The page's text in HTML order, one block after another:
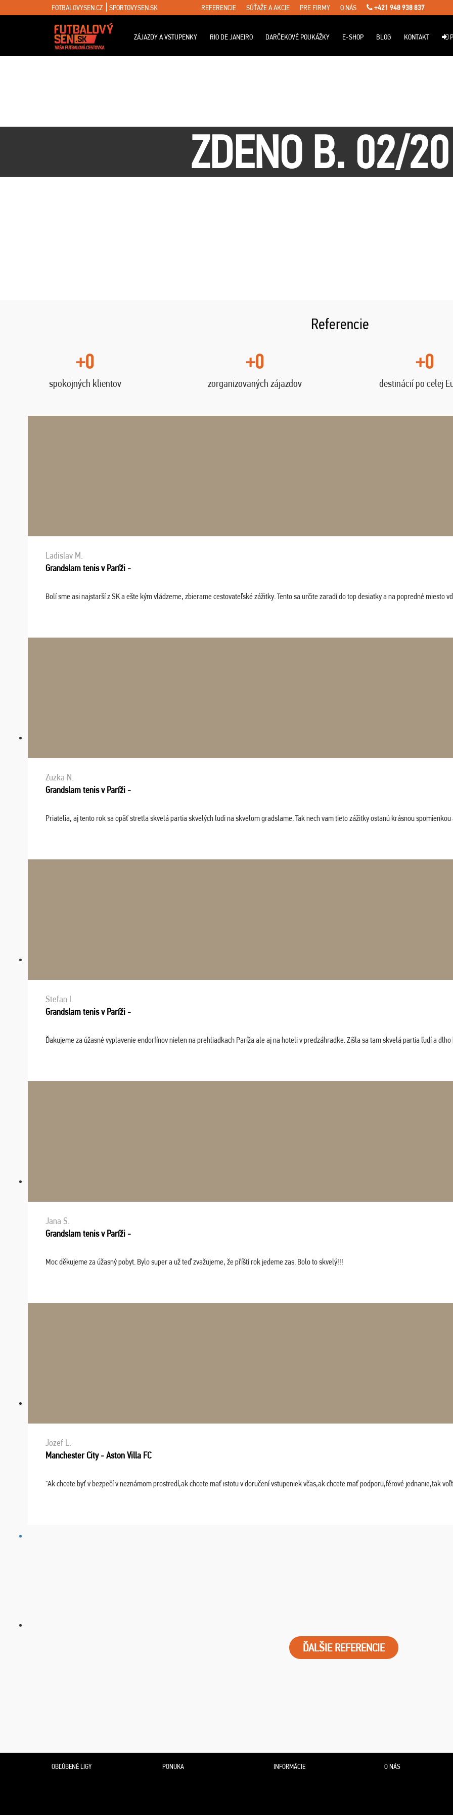
FOTBALOVYSEN.CZ SPORTOVYSEN.SK REFERENCIE SÚŤAŽE A AKCIE PRE FIRMY O NÁS +421 948 938 837
ZÁJAZDY A VSTUPENKY RIO DE JANEIRO DARČEKOVÉ POUKÁŽKY E-SHOP BLOG KONTAKT
ZDENO B. 02/
Referencie
+0
spokojných klientov
+0
zorganizovaných zájazdov
+0
destinácií po celej
Ladislav M.
Grandslam tenis v Paríži -
Bolí sme asi najstarší z SK a ešte kým vládzeme, zbierame cestovateľské zážitky. Tento sa určite zaradí do top desiatky a na popredné miesto
Zuzka N.
Grandslam tenis v Paríži -
Priatelia, aj tento rok sa opäť stretla skvelá partia skvelých ludi na skvelom gradslame. Tak nech vam tieto zážitky ostanú krásnou
Stefan I.
Grandslam tenis v Paríži -
Ďakujeme za úžasné vyplavenie endorfínov nielen na prehliadkach Paríža ale aj na hoteli v predzáhradke. Zišla sa tam skvelá partia ľudí a
Jana S.
Grandslam tenis v Paríži -
Moc děkujeme za úžasný pobyt. Bylo super a už teď zvažujeme, že příští rok jedeme zas. Bolo to skvelý!!!
Jozef L.
Manchester City - Aston Villa FC
"Ak chcete byť v bezpečí v neznámom prostredí,ak chcete mať istotu v doručení vstupeniek včas,ak chcete mať podporu,férové jednanie,tak
ĎALŠIE REFERENCIE
OBĽÚBENÉ LIGY PONUKA INFORMÁCIE O NÁS